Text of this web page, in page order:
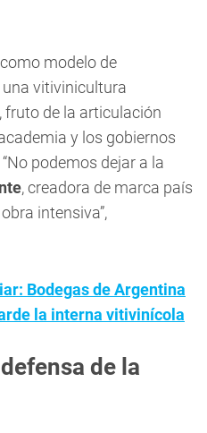
modelo de
vitivinicultura
fruto de la articulación
y los gobiernos
podemos dejar a la
, creadora de marca país
intensiva”,
Bodegas de Argentina
la interna vitivinícola
de la